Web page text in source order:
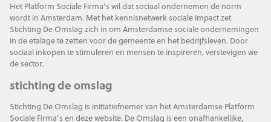
Het Platform Sociale Firma’s wil dat sociaal ondernemen de norm
wordt in Amsterdam. Met het kennisnetwerk sociale impact zet
Stichting De Omslag zich in om Amsterdamse sociale ondernemingen
in de etalage te zetten voor de gemeente en het bedrijfsleven. Door
sociaal inkopen te stimuleren en mensen te inspireren, verstevigen we
de sector.
stichting de omslag
Stichting De Omslag is initiatiefnemer van het Amsterdamse Platform
Sociale Firma’s en deze website. De Omslag is een onafhankelijke,